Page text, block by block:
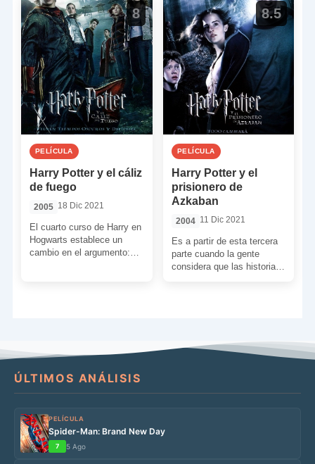
[…]
8
PELÍCULA
Harry Potter y el cáliz
de fuego
2005 18 Dic 2021
El cuarto curso de Harry en
Hogwarts establece un
cambio en el argumento:
8.5
PELÍCULA
Harry Potter y el
prisionero de
Azkaban
2004 11 Dic 2021
Es a partir de esta tercera
parte cuando la gente
considera que las historias
ÚLTIMOS ANÁLISIS
PELÍCULA
Spider-Man: Brand New Day
7 5 Ago